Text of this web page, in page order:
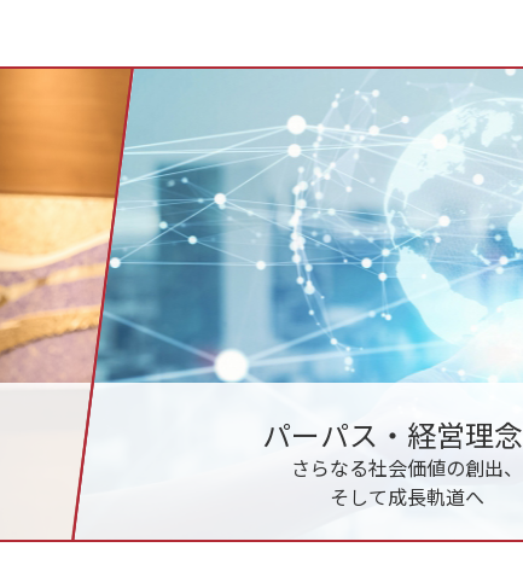
パーパス・経営理念
さらなる社会価値の創出、
そして成長軌道へ